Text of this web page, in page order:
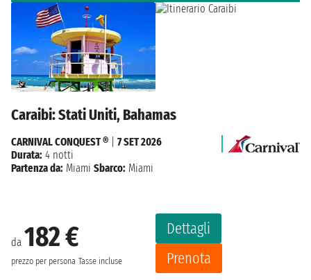
Caraibi: Stati Uniti, Bahamas
da 182 €
prezzo per persona Tasse incluse
Dettagli
Prenota
CARNIVAL CONQUEST ®
7 SET 2026
Durata: 4 notti
Partenza da: Miami Sbarco: Miami